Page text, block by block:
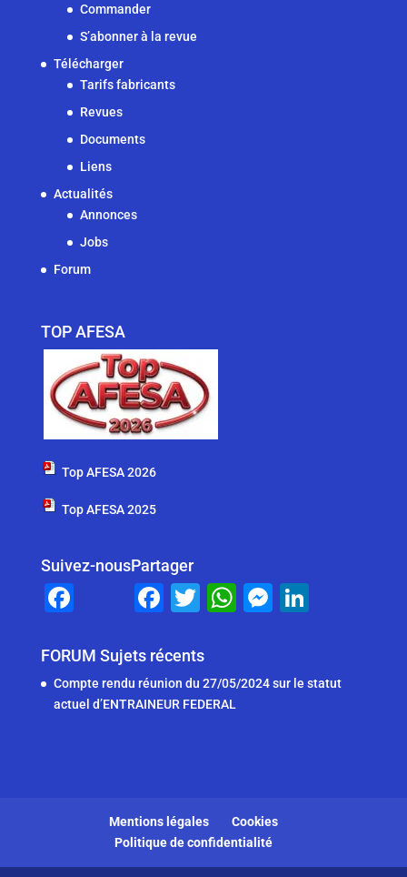
Commander
S’abonner à la revue
Télécharger
Tarifs fabricants
Revues
Documents
Liens
Actualités
Annonces
Jobs
Forum
TOP AFESA
Top AFESA 2026
Top AFESA 2025
Suivez-nous
c
e
b
Partager
F
c
e
b
T
tt
er
W
s
A
M
e
e
FORUM Sujets récents
Compte rendu réunion du 27/05/2024 sur le statut
actuel d’ENTRAINEUR FEDERAL
Mentions légales
Cookies
Politique de confidentialité